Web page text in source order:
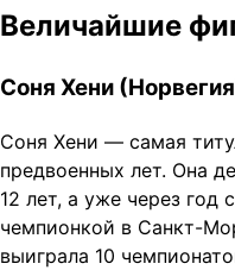
Величайшие
Соня Хени
Соня Хени — самая
предвоенных лет. Она
12 лет, а уже через год
чемпионкой в Санкт-
выиграла 10